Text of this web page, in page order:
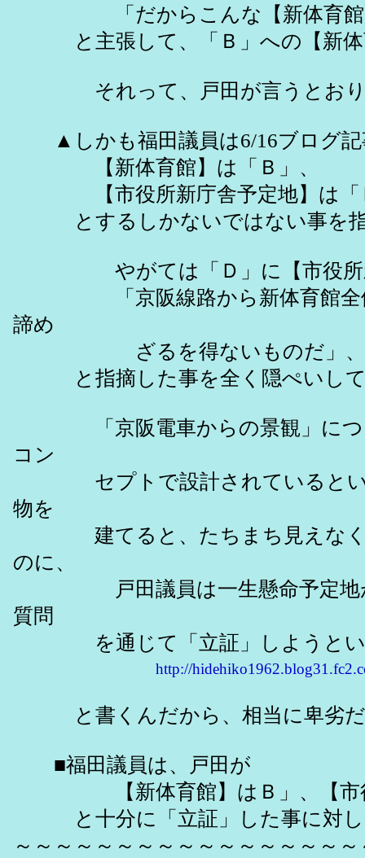
「だからこんな【新体育館】
と主張して、「Ｂ」への【新体
それって、戸田が言うとおり、
▲しかも福田議員は6/16ブログ記
【新体育館】は「Ｂ」、
【市役所新庁舎予定地】は「
とするしかないではない事を指
やがては「Ｄ」に【市役所新
「京阪線路から新体育館全体
諦め
ざるを得ないものだ」、
と指摘した事を全く隠ぺいし
「京阪電車からの景観」につい
コン
セプトで設計されているという
物を
建てると、たちまち見えなくな
のに、
戸田議員は一生懸命予定地が新
質問
を通じて「立証」しようとい
http://
と書くんだから、相当に卑劣だ
■福田議員は、戸田が
【新体育館】はＢ」、【市役所
と十分に「立証」した事に対し
～～～～～～～～～～～～～～～～